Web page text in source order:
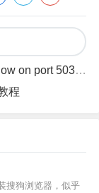
port 5037解决
程
搜狗浏览器，似乎